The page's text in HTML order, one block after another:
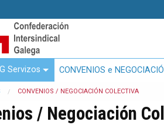
Servizos CONVENIOS e
CONVENIOS / NEGOCIACIÓN COLECTIVA
/ Negociación